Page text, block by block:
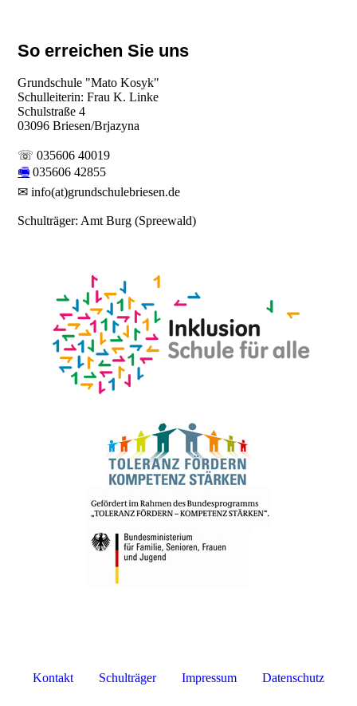
So erreichen Sie uns
Grundschule "Mato Kosyk"
Schulleiterin: Frau K. Linke
Schulstraße 4
03096 Briesen/Brjazyna
☏ 035606 40019
🖷 035606 42855
✉ info(at)grundschulebriesen.de
Schulträger: Amt Burg (Spreewald)
Kontakt Schulträger Impressum Datenschutz